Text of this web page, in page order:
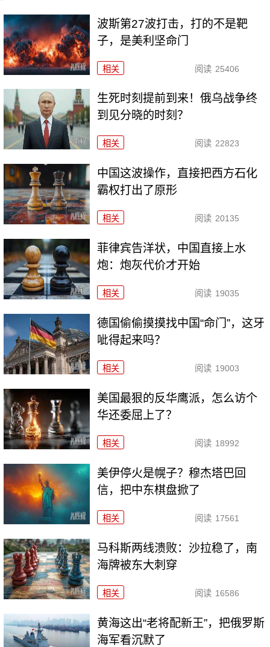
波斯第27波打击，打的不是靶
子，是美利坚命门
相关 阅读 25406
生死时刻提前到来！俄乌战争终
到见分晓的时刻？
相关 阅读 22823
中国这波操作，直接把西方石化
霸权打出了原形
相关 阅读 20135
菲律宾告洋状，中国直接上水
炮：炮灰代价才开始
相关 阅读 19035
德国偷偷摸摸找中国“命门”，这牙
呲得起来吗？
相关 阅读 19003
美国最狠的反华鹰派，怎么访个
华还委屈上了？
相关 阅读 18992
美伊停火是幌子？穆杰塔巴回
信，把中东棋盘掀了
相关 阅读 17561
马科斯两线溃败：沙拉稳了，南
海牌被东大刺穿
相关 阅读 16586
黄海这出“老将配新王”，把俄罗斯
海军看沉默了